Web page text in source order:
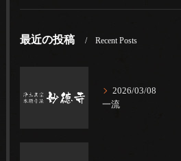
最近の投稿 Recent Posts
2026/03/08
一流